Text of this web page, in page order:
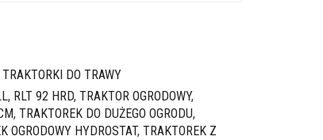
TRAKTORKI DO TRAWY
, RLT 92 HRD, TRAKTOR OGRODOWY,
, TRAKTOREK DO DUŻEGO OGRODU,
OGRODOWY HYDROSTAT, TRAKTOREK Z